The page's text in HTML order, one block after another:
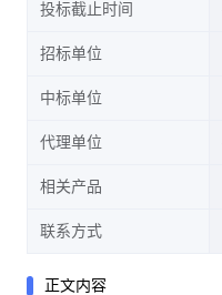
投标截止时间
招标单位
中标单位
代理单位
相关产品
联系方式
正文内容